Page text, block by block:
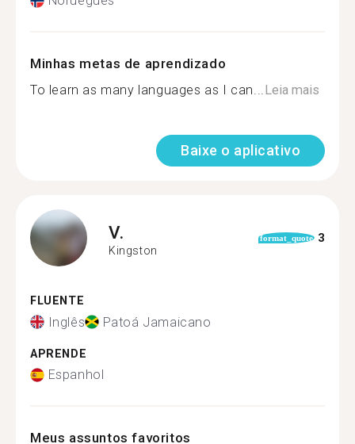
Minhas metas de aprendizado
To learn as many languages as I can...Leia mais
Baixe o aplicativo
V.
Kingston
format_quote 3
FLUENTE
Inglês Patoá Jamaicano
APRENDE
Espanhol
Meus assuntos favoritos